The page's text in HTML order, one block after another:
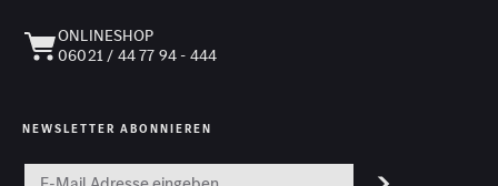
ONLINESHOP
06021 / 44 77 94 - 444
NEWSLETTER ABONNIEREN